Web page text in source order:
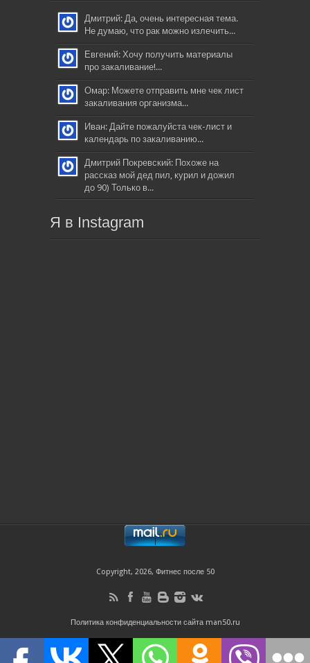
Дмитрий: Да, очень интересная тема.
Не думаю, что рак можно излечить...
Евгений: Хочу получить материалы
про закаливание!...
Омар: Можете отправить мне чек лист
закаливания организма...
Иван: Дайте пожалуйста чек-лист и
календарь по закаливанию...
Дмитрий Покревский: Похоже на
рассказ мой дед пил, курил и дожил
до 90) Только в...
Я в Instagram
Copyright, 2026, Фитнес после 50
Политика конфиденциальности сайта man50.ru